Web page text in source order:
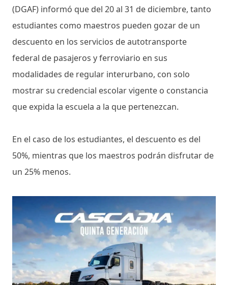
(DGAF) informó que del 20 al 31 de diciembre, tanto
estudiantes como maestros pueden gozar de un
descuento en los servicios de autotransporte
federal de pasajeros y ferroviario en sus
modalidades de regular interurbano, con solo
mostrar su credencial escolar vigente o constancia
que expida la escuela a la que pertenezcan.
En el caso de los estudiantes, el descuento es del
50%, mientras que los maestros podrán disfrutar de
un 25% menos.